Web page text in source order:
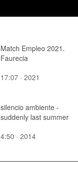
Match Empleo 2021.
Faurecia
17:07 · 2021
silencio ambiente -
suddenly last summer
4:50 · 2014